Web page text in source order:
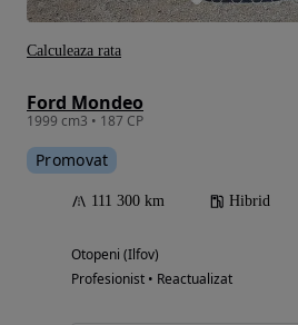
Ford Mondeo
1999 cm3 • 187 CP
Promovat
111 300 km Hibrid
Otopeni (Ilfov)
Profesionist • Reactualizat
Calculeaza rata